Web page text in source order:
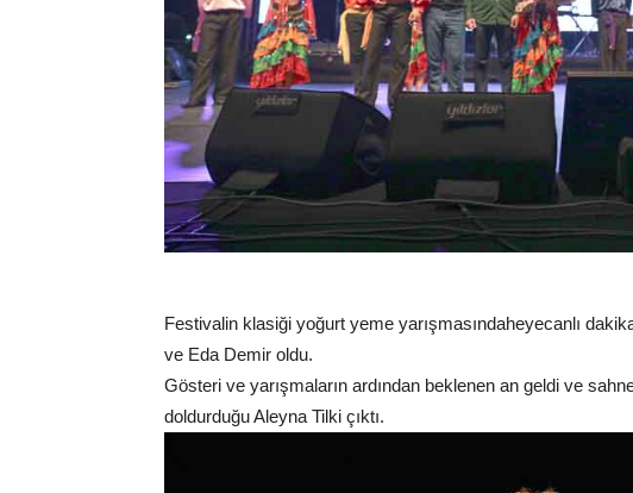
Festivalin klasiği yoğurt yeme yarışmasındaheyecanlı
ve Eda Demir oldu.
Gösteri ve yarışmaların ardından beklenen an geldi ve
doldurduğu Aleyna Tilki çıktı.